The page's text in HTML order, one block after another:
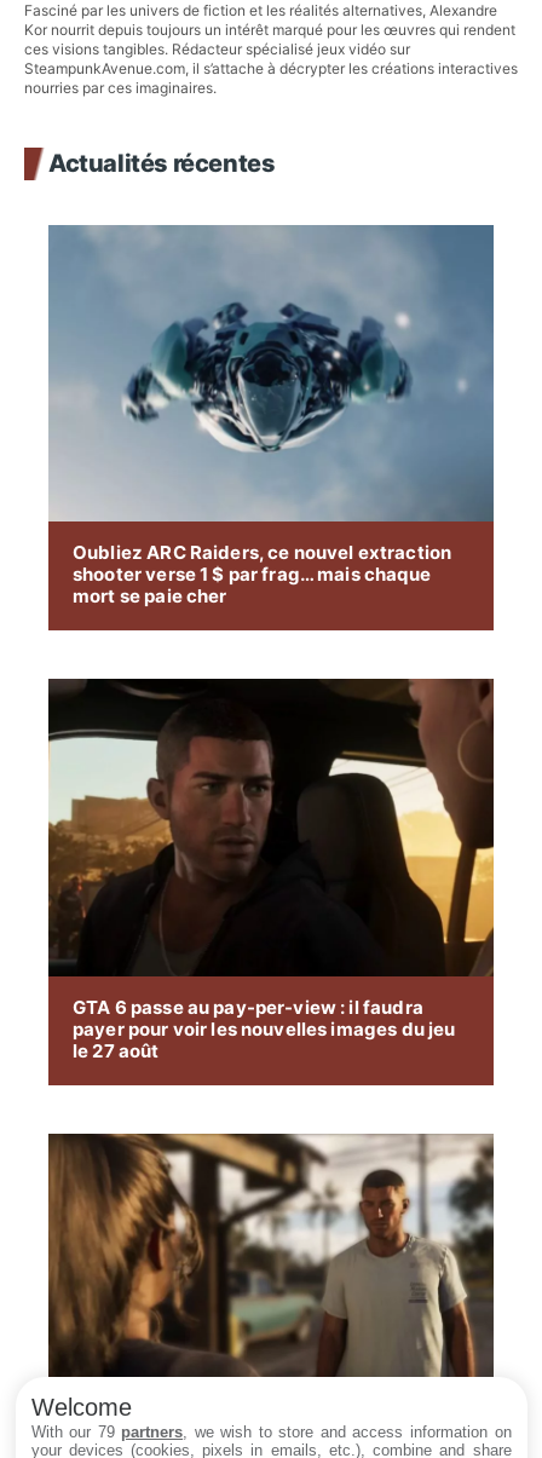
Fasciné par les univers de fiction et les réalités alternatives, Alexandre
Kor nourrit depuis toujours un intérêt marqué pour les œuvres qui rendent
ces visions tangibles. Rédacteur spécialisé jeux vidéo sur
SteampunkAvenue.com, il s’attache à décrypter les créations interactives
nourries par ces imaginaires.
Actualités récentes
Oubliez ARC Raiders, ce nouvel extraction
shooter verse 1 $ par frag… mais chaque
mort se paie cher
GTA 6 passe au pay-per-view : il faudra
payer pour voir les nouvelles images du jeu
le 27 août
Welcome
With our 79 partners , we wish to store and access information on
your devices (cookies, pixels in emails, etc.), combine and share